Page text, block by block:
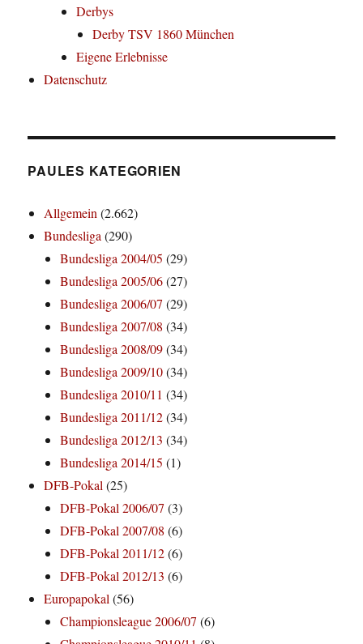
Derbys
Derby TSV 1860 München
Eigene Erlebnisse
Datenschutz
PAULES KATEGORIEN
Allgemein(2.662)
Bundesliga(290)
Bundesliga 2004/05 (29)
Bundesliga 2005/06(27)
Bundesliga 2006/07 (29)
Bundesliga 2007/08 (34)
Bundesliga 2008/09(34)
Bundesliga 2009/10(34)
Bundesliga 2010/11 (34)
Bundesliga 2011/12(34)
Bundesliga 2012/13 (34)
Bundesliga 2014/15 (1)
DFB-Pokal(25)
DFB-Pokal 2006/07 (3)
DFB-Pokal 2007/08 (6)
DFB-Pokal 2011/12(6)
DFB-Pokal 2012/13 (6)
Europapokal(56)
Championsleague 2006/07 (6)